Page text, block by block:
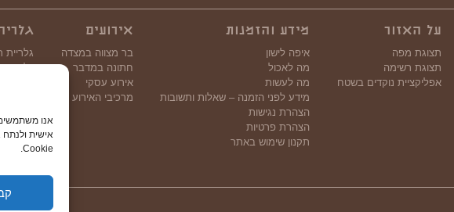
אישית
Cookie.
על האזור
תצוגת מפה
תצוגת רשימה
אפליקציית נוקדים בשטח
מידע והזמנות
איפה לישון
מה לאכול
מה לעשות
מידע לפני הזמנה – שאלות ותשובות
הצהרת נגישות
הצהרת פרטיות
תקנון שימוש באתר
אירועים
בר מצווה במצדה
חתונה במדבר
אירוע עסקי
מרכיבי האירוע
גלריית
גלריית